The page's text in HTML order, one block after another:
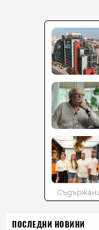
ПОСЛЕДНИ НОВИНИ